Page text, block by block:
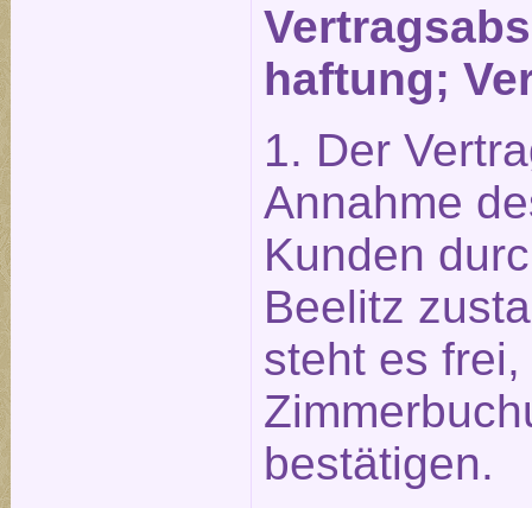
haftung;
1. Der
Annahme
Kunden
Beelitz
steht es frei,
bestätigen.